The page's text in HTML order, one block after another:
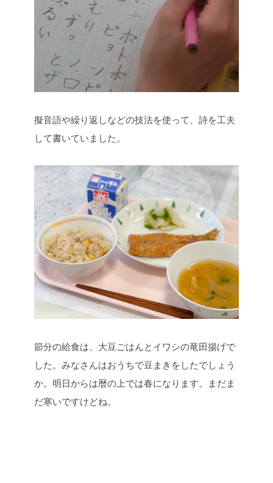
擬音語や繰り返しなどの技法を使って、詩を工夫
して書いていました。
節分の給食は、大豆ごはんとイワシの竜田揚げで
した。みなさんはおうちで豆まきをしたでしょう
か。明日からは暦の上では春になります。まだま
だ寒いですけどね。